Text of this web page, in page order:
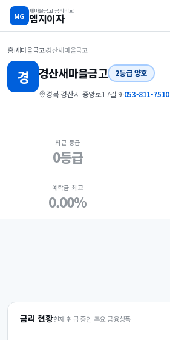
MG
새마을금고 금리비교
엠지이자
홈›새마을금고›경산새마을금고
경 경산새마을금고 2등급 양호
경북 경산시 중앙로17길 9·053-811-7510
지점 핵심 지표 요약
최근 등급
0등급
예탁금 최고
0.00%
금리 현황현재 취급 중인 주요 금융상품